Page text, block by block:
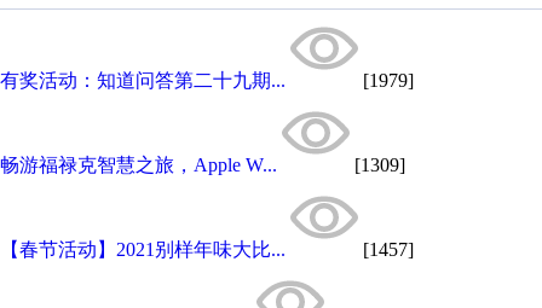
有奖活动：知道问答第二十九期... [1979]
畅游福禄克智慧之旅，Apple W... [1309]
【春节活动】2021别样年味大比... [1457]